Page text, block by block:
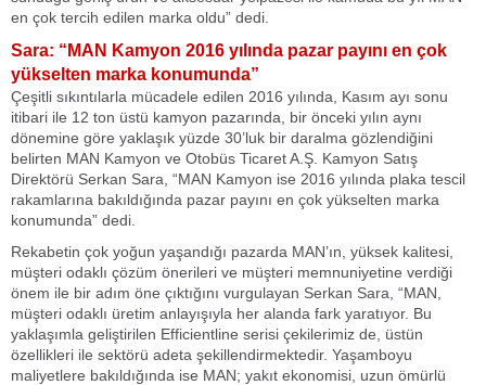
en çok tercih edilen marka oldu” dedi.
Sara: “MAN Kamyon 2016 yılında pazar payını en çok
yükselten marka konumunda”
Çeşitli sıkıntılarla mücadele edilen 2016 yılında, Kasım ayı sonu
itibari ile 12 ton üstü kamyon pazarında, bir önceki yılın aynı
dönemine göre yaklaşık yüzde 30’luk bir daralma gözlendiğini
belirten MAN Kamyon ve Otobüs Ticaret A.Ş. Kamyon Satış
Direktörü Serkan Sara, “MAN Kamyon ise 2016 yılında plaka tescil
rakamlarına bakıldığında pazar payını en çok yükselten marka
konumunda” dedi.
Rekabetin çok yoğun yaşandığı pazarda MAN’ın, yüksek kalitesi,
müşteri odaklı çözüm önerileri ve müşteri memnuniyetine verdiği
önem ile bir adım öne çıktığını vurgulayan Serkan Sara, “MAN,
müşteri odaklı üretim anlayışıyla her alanda fark yaratıyor. Bu
yaklaşımla geliştirilen Efficientline serisi çekilerimiz de, üstün
özellikleri ile sektörü adeta şekillendirmektedir. Yaşamboyu
maliyetlere bakıldığında ise MAN; yakıt ekonomisi, uzun ömürlü